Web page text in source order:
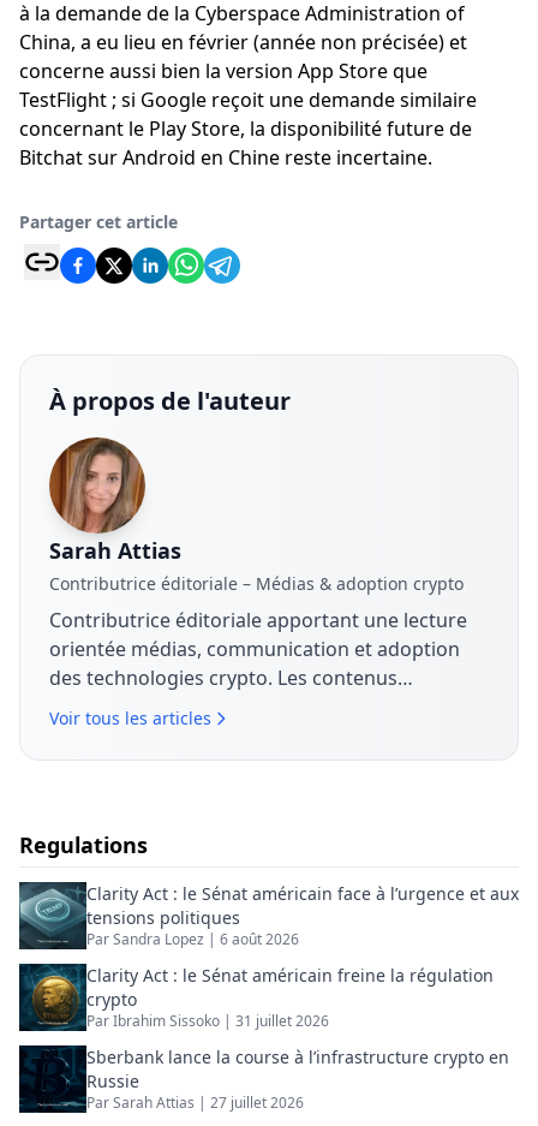
à la demande de la Cyberspace Administration of
China, a eu lieu en février (année non précisée) et
concerne aussi bien la version App Store que
TestFlight ; si Google reçoit une demande similaire
concernant le Play Store, la disponibilité future de
Bitchat sur Android en Chine reste incertaine.
Partager cet article
À propos de l'auteur
Sarah Attias
Contributrice éditoriale – Médias & adoption crypto
Contributrice éditoriale apportant une lecture
orientée médias, communication et adoption
des technologies crypto. Les contenus
analysent les stratégies de marque, les
entreprises structurent leur discours autour du
Voir tous les articles
Regulations
Clarity Act : le Sénat américain face à l’urgence et aux
tensions politiques
ParSandra Lopez | 6 août 2026
Clarity Act : le Sénat américain freine la régulation
crypto
ParIbrahim Sissoko | 31 juillet 2026
Sberbank lance la course à l’infrastructure crypto en
Russie
ParSarah Attias | 27 juillet 2026